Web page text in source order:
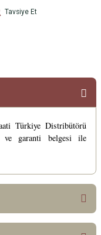
Tavsiye Et
Türkiye Distribütörü
ve garanti belgesi ile